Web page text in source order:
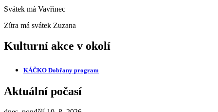
Svátek má Vavřinec
Zítra má svátek Zuzana
Kulturní akce v okolí
KÁČKO Dobřany program
Aktuální počasí